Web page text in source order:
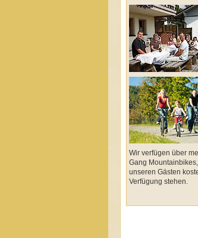
Wir verfügen über
Gang
unseren Gästen
Verfügung stehen.